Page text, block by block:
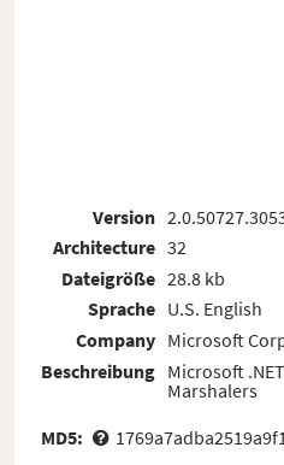
Version
Architecture
Dateigröße
Sprache
Company
Beschreibung
32
28.8 kb
U.S. English
Microsoft
Microsoft
Marshalers
MD5: